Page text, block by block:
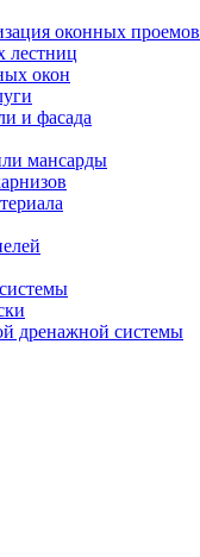
оконных проемов
лестниц
окон
и фасада
мансарды
дренажной системы